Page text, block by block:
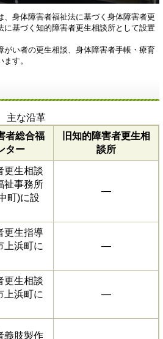
身体障害者福祉法に基づく身体障害者更
に基づく知的障害者更生相談所として設置
い者の更生相談、身体障害者手帳・療育
ます。
主な沿革
者総合福
ター
旧知的障害者更生相
談所
更生相談
祉事務所
町)に設
―
更生指導
上浜町に
―
更生相談
上浜町に
―
義肢製作